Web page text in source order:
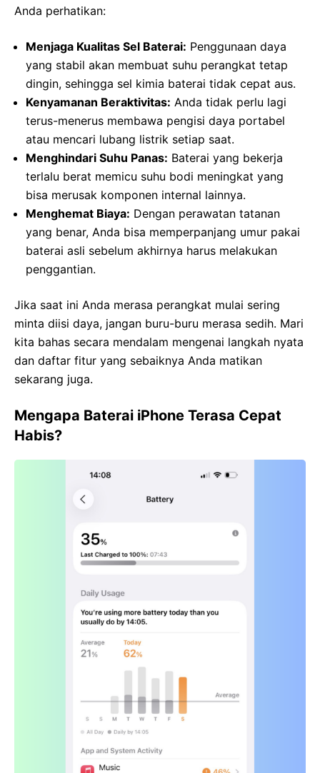
Anda perhatikan:
Menjaga Kualitas Sel Baterai: Penggunaan daya
yang stabil akan membuat suhu perangkat tetap
dingin, sehingga sel kimia baterai tidak cepat aus.
Kenyamanan Beraktivitas: Anda tidak perlu lagi
terus-menerus membawa pengisi daya portabel
atau mencari lubang listrik setiap saat.
Menghindari Suhu Panas: Baterai yang bekerja
terlalu berat memicu suhu bodi meningkat yang
bisa merusak komponen internal lainnya.
Menghemat Biaya: Dengan perawatan tatanan
yang benar, Anda bisa memperpanjang umur pakai
baterai asli sebelum akhirnya harus melakukan
penggantian.
Jika saat ini Anda merasa perangkat mulai sering
minta diisi daya, jangan buru-buru merasa sedih. Mari
kita bahas secara mendalam mengenai langkah nyata
dan daftar fitur yang sebaiknya Anda matikan
sekarang juga.
Mengapa Baterai iPhone Terasa Cepat
Habis?